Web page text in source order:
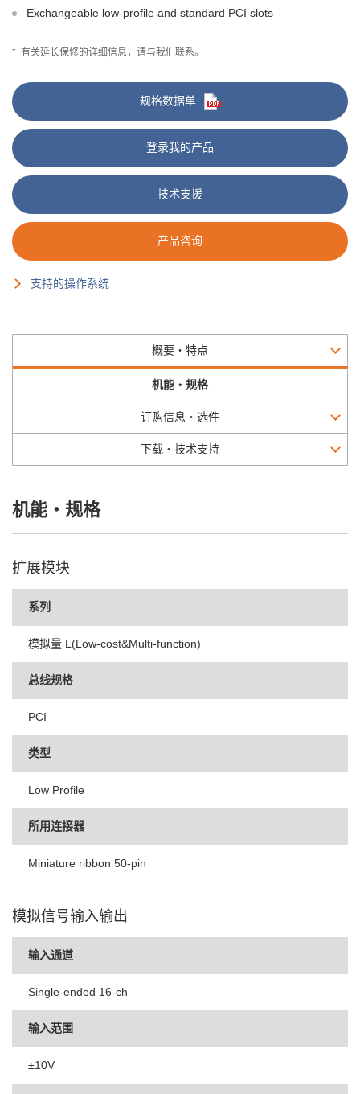
Exchangeable low-profile and standard PCI slots
* 有关延长保修的详细信息，请与我们联系。
规格数据单
登录我的产品
技术支援
产品咨询
支持的操作系统
概要・特点
机能・规格
订购信息・选件
下载・技术支持
机能・规格
扩展模块
系列
模拟量 L(Low-cost&Multi-function)
总线规格
PCI
类型
Low Profile
所用连接器
Miniature ribbon 50-pin
模拟信号输入输出
输入通道
Single-ended 16-ch
输入范围
±10V